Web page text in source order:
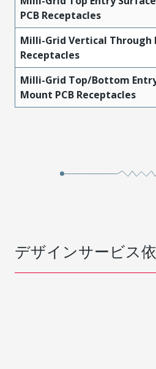
PCB Receptacles
Milli-Grid Vertical Through
Receptacles
Milli-Grid Top/Bottom
Mount PCB Receptacles
デザインサービス